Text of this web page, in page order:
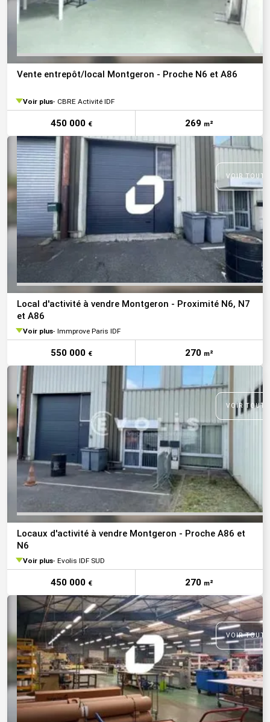
Vente entrepôt/local Montgeron - Proche N6 et A86
Voir plus CBRE Activité IDF
450 000 € 269 m²
VOIR
Local d'activité à vendre Montgeron - Proximité N6, N7
et A86
Voir plus Immprove Paris IDF
550 000 € 270 m²
VOIR
Locaux d'activité à vendre Montgeron - Proche A86 et
N6
Voir plus Evolis IDF SUD
450 000 € 270 m²
VOIR